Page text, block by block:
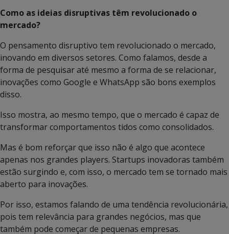
Como as ideias disruptivas têm revolucionado o
mercado?
O pensamento disruptivo tem revolucionado o mercado,
inovando em diversos setores. Como falamos, desde a
forma de pesquisar até mesmo a forma de se relacionar,
inovações como Google e WhatsApp são bons exemplos
disso.
Isso mostra, ao mesmo tempo, que o mercado é capaz de
transformar comportamentos tidos como consolidados.
Mas é bom reforçar que isso não é algo que acontece
apenas nos grandes players. Startups inovadoras também
estão surgindo e, com isso, o mercado tem se tornado mais
aberto para inovações.
Por isso, estamos falando de uma tendência revolucionária,
pois tem relevância para grandes negócios, mas que
também pode começar de pequenas empresas.